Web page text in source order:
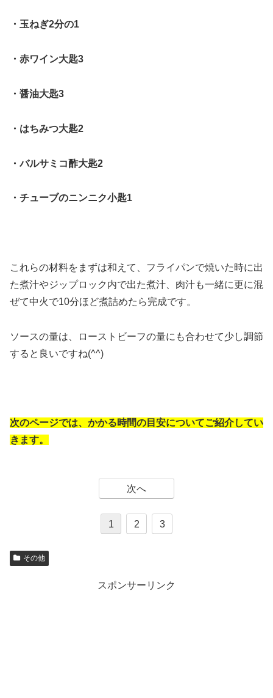
・玉ねぎ2分の1
・赤ワイン大匙3
・醤油大匙3
・はちみつ大匙2
・バルサミコ酢大匙2
・チューブのニンニク小匙1
これらの材料をまずは和えて、フライパンで焼いた時に出
た煮汁やジップロック内で出た煮汁、肉汁も一緒に更に混
ぜて中火で10分ほど煮詰めたら完成です。
ソースの量は、ローストビーフの量にも合わせて少し調節
すると良いですね(^^)
次のページでは、かかる時間の目安についてご紹介してい
きます。
次へ
1 2 3
その他
スポンサーリンク